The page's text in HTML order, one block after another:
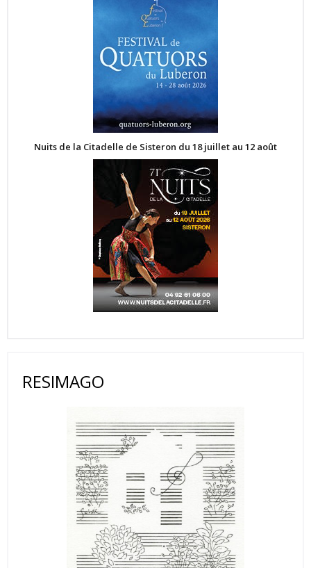
Nuits de la Citadelle de Sisteron du 18 juillet au 12 août
RESIMAGO